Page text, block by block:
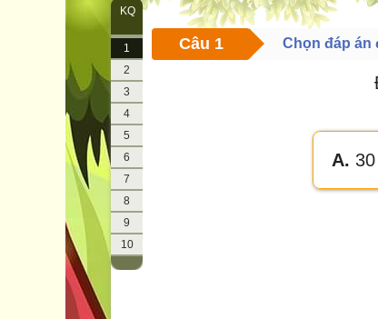
KQ
1
2
3
4
5
6
7
8
9
10
Câu 1 Chọn đáp án
A.